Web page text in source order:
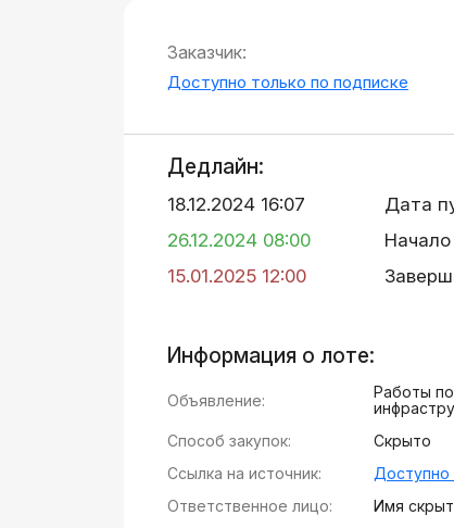
Заказчик:
Доступно только по подписке
Дедлайн:
18.12.2024 16:07
Дата
26.12.2024 08:00
15.01.2025 12:00
Информация о лоте:
Объявление:
Работы
Способ закупок:
Скрыто
Ссылка на источник:
Доступно
Ответственное лицо:
Имя